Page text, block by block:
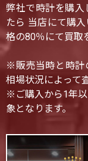
弊社で時計を購入
たら 当店にて購
格の80％にて買取
※販売当時と時計
相場状況によって
※ご購入から1年
象となります。